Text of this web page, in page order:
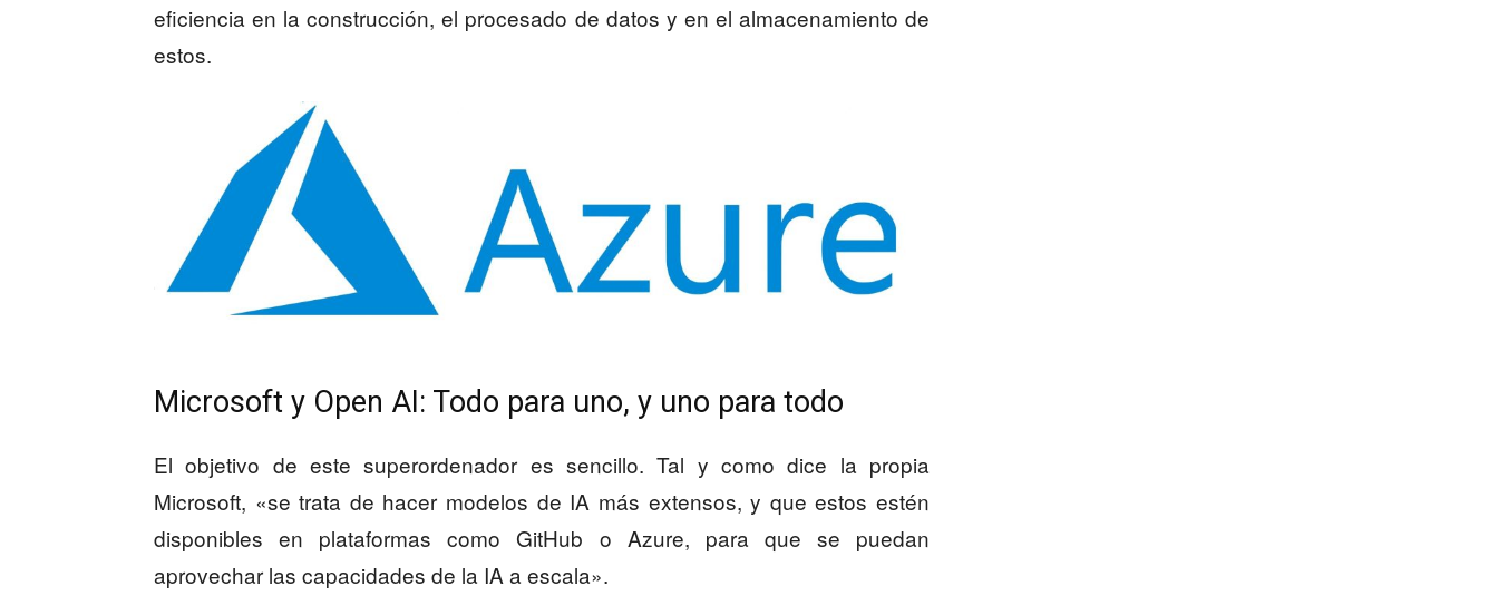
eficiencia en la construcción, el procesado de datos y en el almacenamiento de
estos.
Microsoft y Open AI: Todo para uno, y uno para todo
El objetivo de este superordenador es sencillo. Tal y como dice la propia
Microsoft, «se trata de hacer modelos de IA más extensos, y que estos estén
disponibles en plataformas como GitHub o Azure, para que se puedan
aprovechar las capacidades de la IA a escala».